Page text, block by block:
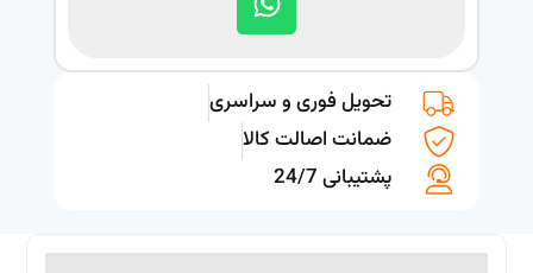
تحویل فوری و سراسری
ضمانت اصالت کالا
پشتیبانی 24/7